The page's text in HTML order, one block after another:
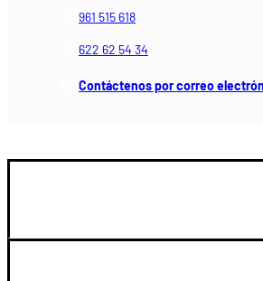
961 515 618
622 62 54 34
Contáctenos por correo